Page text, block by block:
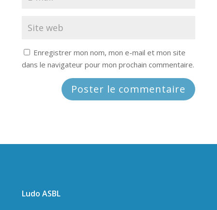
Enregistrer mon nom, mon e-mail et mon site
dans le navigateur pour mon prochain commentaire.
Ludo ASBL